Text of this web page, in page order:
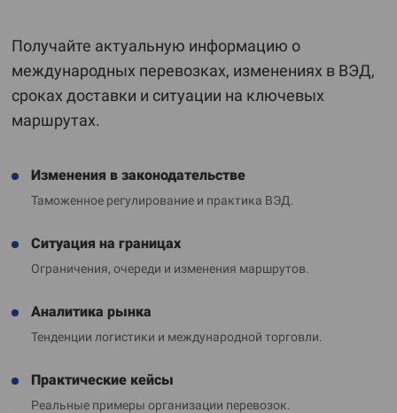
Получайте актуальную информацию о
международных перевозках, изменениях в ВЭД,
сроках доставки и ситуации на ключевых
маршрутах.
Изменения в законодательстве
Таможенное регулирование и практика ВЭД.
Ситуация на границах
Ограничения, очереди и изменения маршрутов.
Аналитика рынка
Тенденции логистики и международной торговли.
Практические кейсы
Реальные примеры организации перевозок.